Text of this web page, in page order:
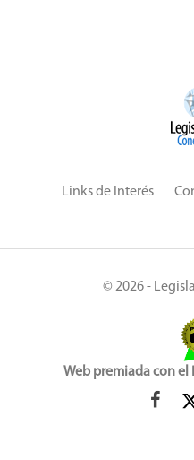
Links de Interés
© 2026 -
Web premiada con el